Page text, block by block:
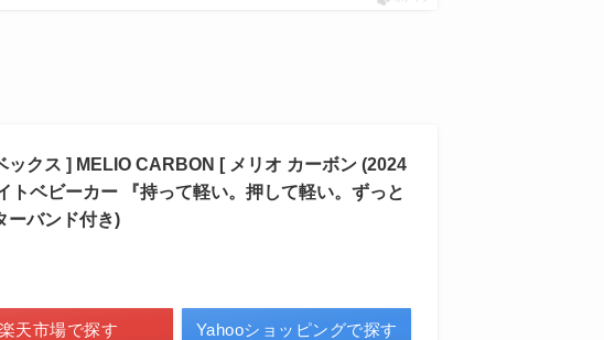
クス ] MELIO CARBON [ メリオ カーボン (2024
トベビーカー 『持って軽い。押して軽い。ずっと
ーバンド付き)
楽天市場で探す Yahooショッピングで探す